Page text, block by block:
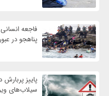
پناهجو در
پاییز
سیلاب‌های